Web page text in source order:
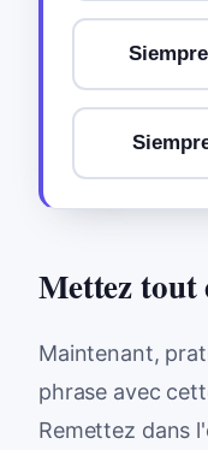
Mettez tout
Maintenant,
phrase avec
Remettez dans